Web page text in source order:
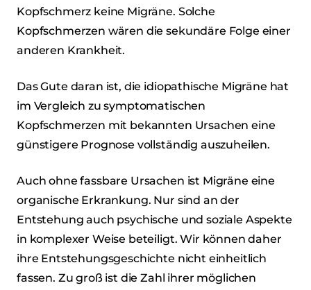
Kopfschmerz keine Migräne. Solche
Kopfschmerzen wären die sekundäre Folge einer
anderen Krankheit.
Das Gute daran ist, die idiopathische Migräne hat
im Vergleich zu symptomatischen
Kopfschmerzen mit bekannten Ursachen eine
günstigere Prognose vollständig auszuheilen.
Auch ohne fassbare Ursachen ist Migräne eine
organische Erkrankung. Nur sind an der
Entstehung auch psychische und soziale Aspekte
in komplexer Weise beteiligt. Wir können daher
ihre Entstehungsgeschichte nicht einheitlich
fassen. Zu groß ist die Zahl ihrer möglichen